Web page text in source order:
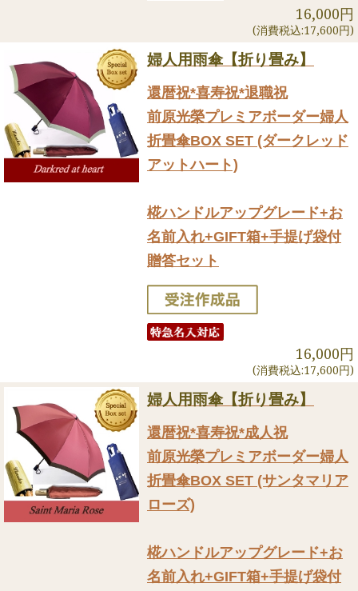
16,000円
(消費税込:17,600円)
婦人用雨傘【折り畳み】
還暦祝*喜寿祝*退職祝
前原光榮プレミアボーダー婦人
折畳傘BOX SET (ダークレッド
アットハート)
椛ハンドルアップグレード+お
名前入れ+GIFT箱+手提げ袋付
贈答セット
16,000円
(消費税込:17,600円)
婦人用雨傘【折り畳み】
還暦祝*喜寿祝*成人祝
前原光榮プレミアボーダー婦人
折畳傘BOX SET (サンタマリア
ローズ)
椛ハンドルアップグレード+お
名前入れ+GIFT箱+手提げ袋付